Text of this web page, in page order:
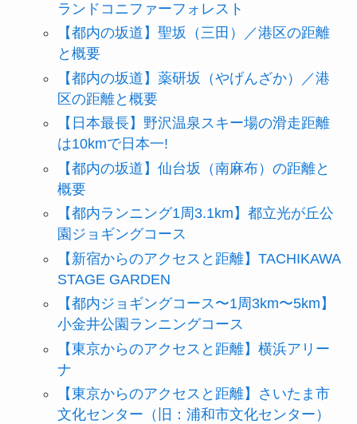
ランドコニファーフォレスト
【都内の坂道】聖坂（三田）／港区の距離
と概要
【都内の坂道】薬研坂（やげんざか）／港
区の距離と概要
【日本最長】野沢温泉スキー場の滑走距離
は10kmで日本一!
【都内の坂道】仙台坂（南麻布）の距離と
概要
【都内ランニング1周3.1km】都立光が丘公
園ジョギングコース
【新宿からのアクセスと距離】TACHIKAWA
STAGE GARDEN
【都内ジョギングコース〜1周3km〜5km】
小金井公園ランニングコース
【東京からのアクセスと距離】横浜アリー
ナ
【東京からのアクセスと距離】さいたま市
文化センター（旧：浦和市文化センター）